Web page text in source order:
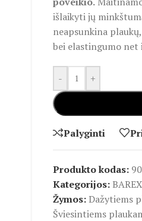
išlaikyti jų
neapsunkina
bei elastingumo net
- +
Palyginti
Produkto kodas:
Kategorijos:
Žymos:Dažytiems
Šviesintiems